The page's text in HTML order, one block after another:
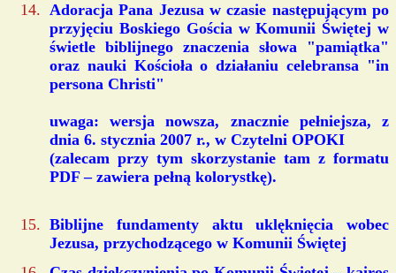
Adoracja Pana Jezusa w czasie następującym po
przyjęciu Boskiego Gościa w Komunii Świętej w
świetle biblijnego znaczenia słowa "pamiątka"
oraz nauki Kościoła o działaniu celebransa "in
persona Christi"
uwaga: wersja nowsza, znacznie pełniejsza, z
dnia 6. stycznia 2007 r., w Czytelni OPOKI
(zalecam przy tym skorzystanie tam z formatu
PDF – zawiera pełną kolorystkę).
Biblijne fundamenty aktu uklęknięcia wobec
Jezusa, przychodzącego w Komunii Świętej